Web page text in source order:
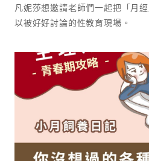
凡妮莎想邀請老師們一起把「月